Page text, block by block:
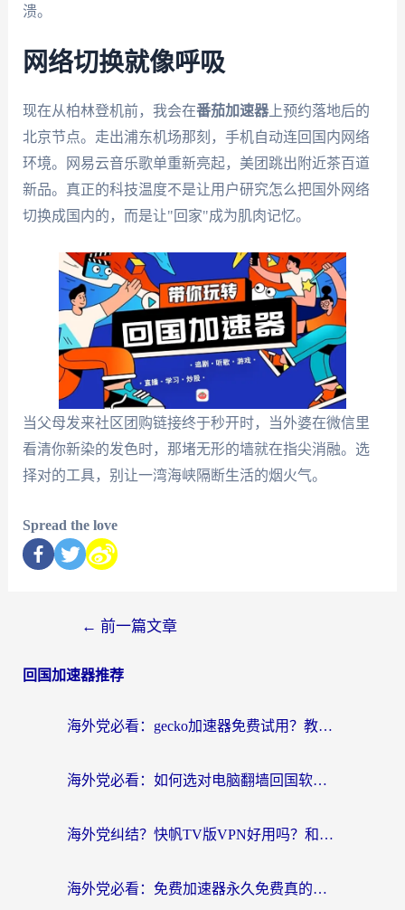
溃。
网络切换就像呼吸
现在从柏林登机前，我会在番茄加速器上预约落地后的
北京节点。走出浦东机场那刻，手机自动连回国内网络
环境。网易云音乐歌单重新亮起，美团跳出附近茶百道
新品。真正的科技温度不是让用户研究怎么把国外网络
切换成国内的，而是让"回家"成为肌肉记忆。
当父母发来社区团购链接终于秒开时，当外婆在微信里
看清你新染的发色时，那堵无形的墙就在指尖消融。选
择对的工具，别让一湾海峡隔断生活的烟火气。
Spread the love
← 前一篇文章
回国加速器推荐
海外党必看：gecko加速器免费试用？教你选对回国加速器，无缝刷国内剧玩游戏
海外党必看：如何选对电脑翻墙回国软件，轻松解锁国内资源？
海外党纠结？快帆TV版VPN好用吗？和扇贝手游VPN对比哪个回国效果更好？
海外党必看：免费加速器永久免费真的存在吗？教你选对回国加速器无缝刷国内资源